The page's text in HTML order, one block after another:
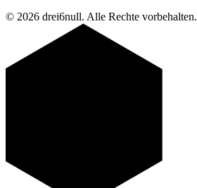
© 2026 drei6null. Alle Rechte vorbehalten.